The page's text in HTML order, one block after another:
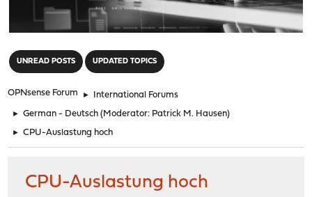
UNREAD POSTS UPDATED TOPICS
OPNsense Forum ► International Forums
► German - Deutsch (Moderator: Patrick M. Hausen)
► CPU-Auslastung hoch
CPU-Auslastung hoch